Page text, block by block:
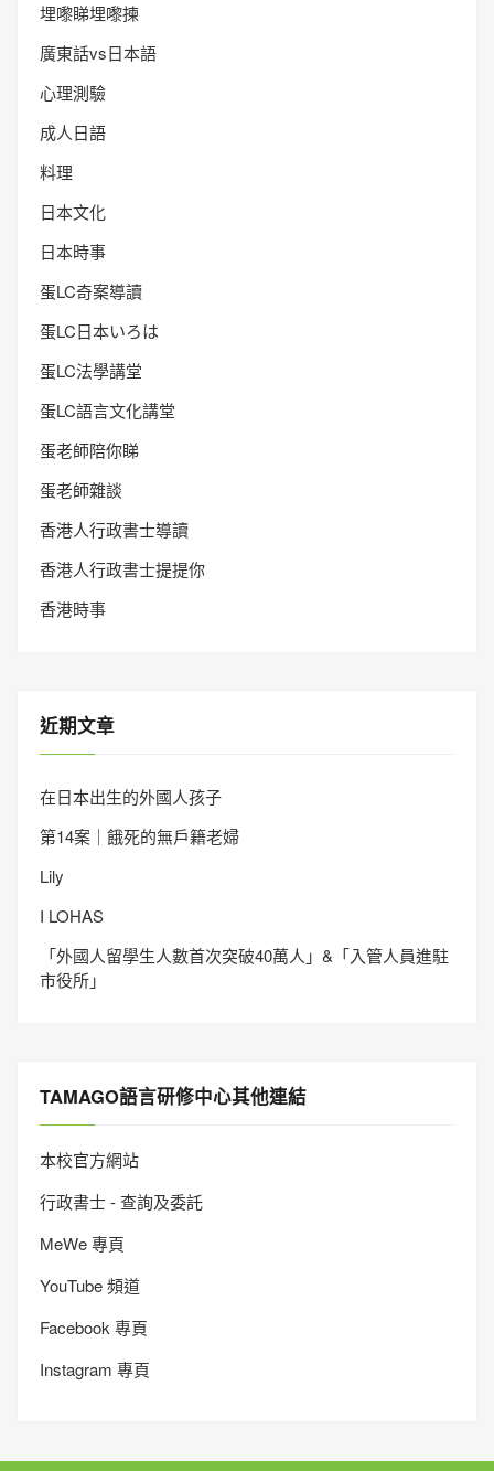
埋嚟睇埋嚟揀
廣東話vs日本語
心理測驗
成人日語
料理
日本文化
日本時事
蛋LC奇案導讀
蛋LC日本いろは
蛋LC法學講堂
蛋LC語言文化講堂
蛋老師陪你睇
蛋老師雜談
香港人行政書士導讀
香港人行政書士提提你
香港時事
近期文章
在日本出生的外國人孩子
第14案｜餓死的無戶籍老婦
Lily
I LOHAS
「外國人留學生人數首次突破40萬人」&「入管人員進駐
市役所」
TAMAGO語言研修中心其他連結
本校官方網站
行政書士 - 查詢及委託
MeWe 專頁
YouTube 頻道
Facebook 專頁
Instagram 專頁